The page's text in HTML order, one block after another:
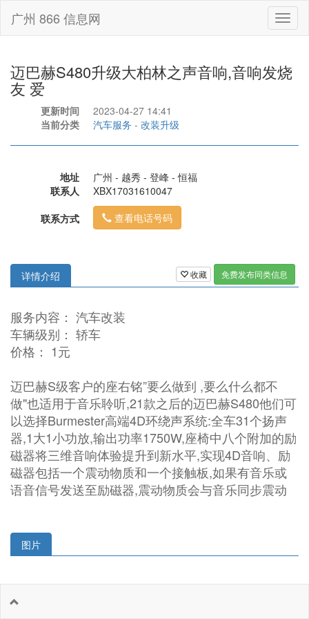
广州 866 信息网
迈巴赫S480升级大柏林之声音响,音响发烧
友 爱
更新时间
2023-04-27 14:41
当前分类
汽车服务 - 改装升级
地址
广州 - 越秀 - 登峰 - 恒福
联系人
XBX17031610047
联系方式
查看电话号码
收藏 免费发布同类信息
详情介绍
服务内容： 汽车改装
车辆级别： 轿车
价格： 1元
迈巴赫S级客户的座右铭”要么做到 ,要么什么都不
做"也适用于音乐聆听,21款之后的迈巴赫S480他们可
以选择Burmester高端4D环绕声系统:全车31个扬声
器,1大1小功放,输出功率1750W,座椅中八个附加的励
磁器将三维音响体验提升到新水平,实现4D音响、励
磁器包括一个震动物质和一个接触板,如果有音乐或
语音信号发送至励磁器,震动物质会与音乐同步震动
图片